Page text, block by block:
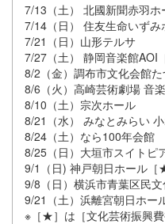
7/13（土） 北國新聞赤羽ホ
7/14（日） 住友生命いずみ
7/21（日）山形テルサ
7/27（土） 静岡音楽館AOI
8/2（金）調布市文化会館
8/6（火）高崎芸術劇場 音
8/10（土）宗次ホール
8/21（水） みなとみらい
8/24（土）なら100年会館
8/25（日）大垣市スイトピ
9/1（日) 神戸朝日ホール［
9/8（日）横浜市青葉区民
9/21（土）浜離宮朝日ホー
※［★］は［文化芸術振興費